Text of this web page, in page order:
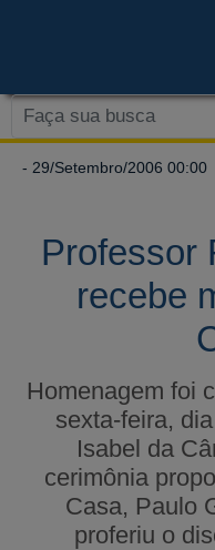
- 29/Setembro/2006 00:00
Professor
recebe
Homenagem foi
sexta-feira,
Isabel da
cerimônia
Casa, Paulo
proferiu o